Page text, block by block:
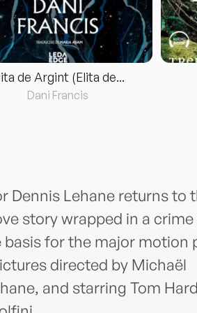
de Argint (Elita de...
Dani Francis
Dennis Lehane returns to
story wrapped in a
for the major motion
directed by Michaël
and starring Tom